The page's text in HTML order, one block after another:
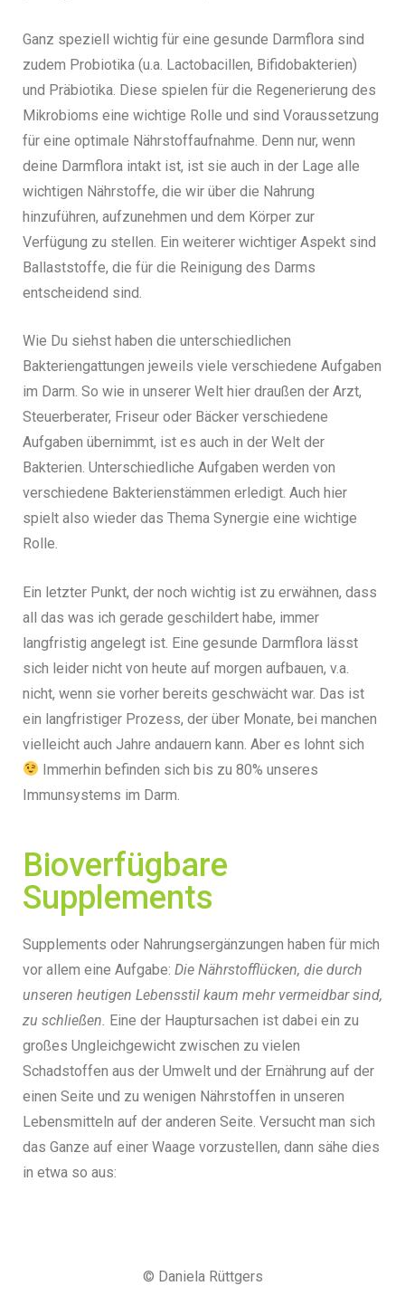
Ganz speziell wichtig für eine gesunde Darmflora sind
zudem Probiotika (u.a. Lactobacillen, Bifidobakterien)
und Präbiotika. Diese spielen für die Regenerierung des
Mikrobioms eine wichtige Rolle und sind Voraussetzung
für eine optimale Nährstoffaufnahme. Denn nur, wenn
deine Darmflora intakt ist, ist sie auch in der Lage alle
wichtigen Nährstoffe, die wir über die Nahrung
hinzuführen, aufzunehmen und dem Körper zur
Verfügung zu stellen. Ein weiterer wichtiger Aspekt sind
Ballaststoffe, die für die Reinigung des Darms
entscheidend sind.
Wie Du siehst haben die unterschiedlichen
Bakteriengattungen jeweils viele verschiedene Aufgaben
im Darm. So wie in unserer Welt hier draußen der Arzt,
Steuerberater, Friseur oder Bäcker verschiedene
Aufgaben übernimmt, ist es auch in der Welt der
Bakterien. Unterschiedliche Aufgaben werden von
verschiedene Bakterienstämmen erledigt. Auch hier
spielt also wieder das Thema Synergie eine wichtige
Rolle.
Ein letzter Punkt, der noch wichtig ist zu erwähnen, dass
all das was ich gerade geschildert habe, immer
langfristig angelegt ist. Eine gesunde Darmflora lässt
sich leider nicht von heute auf morgen aufbauen, v.a.
nicht, wenn sie vorher bereits geschwächt war. Das ist
ein langfristiger Prozess, der über Monate, bei manchen
vielleicht auch Jahre andauern kann. Aber es lohnt sich
Immerhin befinden sich bis zu 80% unseres
Immunsystems im Darm.
Bioverfügbare
Supplements
Supplements oder Nahrungsergänzungen haben für mich
vor allem eine Aufgabe: Die Nährstofflücken, die durch
unseren heutigen Lebensstil kaum mehr vermeidbar sind,
zu schließen. Eine der Hauptursachen ist dabei ein zu
großes Ungleichgewicht zwischen zu vielen
Schadstoffen aus der Umwelt und der Ernährung auf der
einen Seite und zu wenigen Nährstoffen in unseren
Lebensmitteln auf der anderen Seite. Versucht man sich
das Ganze auf einer Waage vorzustellen, dann sähe dies
in etwa so aus:
© Daniela Rüttgers